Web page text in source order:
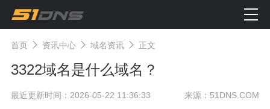
首页 资讯中心 域名资讯 正文
3322域名是什么域名？
最近更新时间：2026-05-22 11:36:33 来源：51DNS.COM